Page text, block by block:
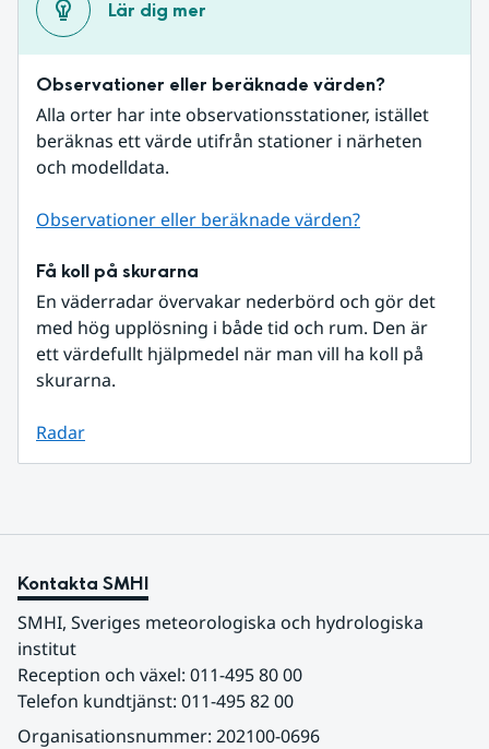
Lär dig mer
Observationer eller beräknade värden?
Alla orter har inte observationsstationer, istället
beräknas ett värde utifrån stationer i närheten
och modelldata.
Observationer eller beräknade värden?
Få koll på skurarna
En väderradar övervakar nederbörd och gör det
med hög upplösning i både tid och rum. Den är
ett värdefullt hjälpmedel när man vill ha koll på
skurarna.
Radar
Kontakta SMHI
SMHI, Sveriges meteorologiska och hydrologiska
institut
Reception och växel: 011-495 80 00
Telefon kundtjänst: 011-495 82 00
Organisationsnummer: 202100-0696